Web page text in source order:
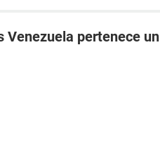
Venezuela pertenece un